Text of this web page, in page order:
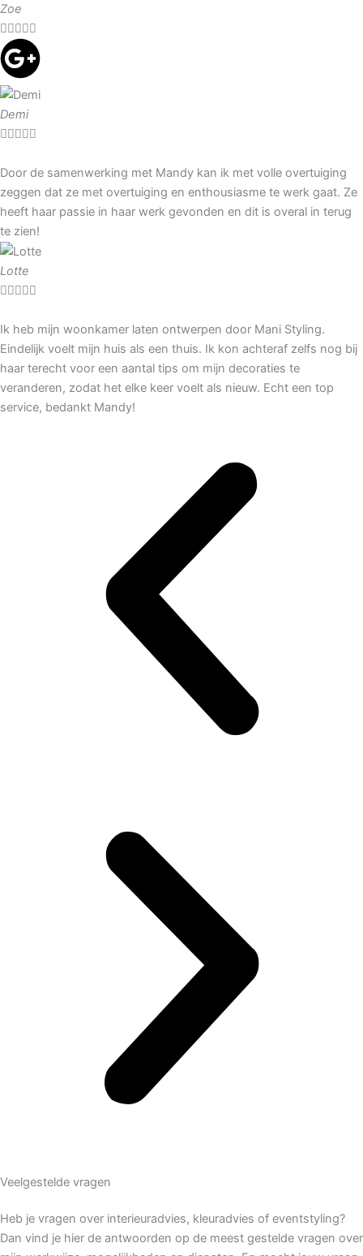
Zoe

Demi

Door de samenwerking met Mandy kan ik met volle overtuiging
zeggen dat ze met overtuiging en enthousiasme te werk gaat. Ze
heeft haar passie in haar werk gevonden en dit is overal in terug
te zien!
Lotte

Ik heb mijn woonkamer laten ontwerpen door Mani Styling.
Eindelijk voelt mijn huis als een thuis. Ik kon achteraf zelfs nog bij
haar terecht voor een aantal tips om mijn decoraties te
veranderen, zodat het elke keer voelt als nieuw. Echt een top
service, bedankt Mandy!
Veelgestelde vragen
Heb je vragen over interieuradvies, kleuradvies of eventstyling?
Dan vind je hier de antwoorden op de meest gestelde vragen over